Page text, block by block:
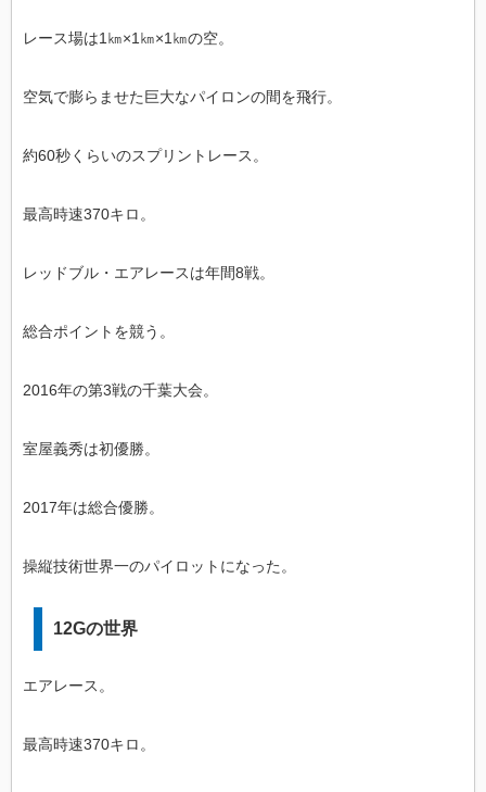
レース場は1㎞×1㎞×1㎞の空。
空気で膨らませた巨大なパイロンの間を飛行。
約60秒くらいのスプリントレース。
最高時速370キロ。
レッドブル・エアレースは年間8戦。
総合ポイントを競う。
2016年の第3戦の千葉大会。
室屋義秀は初優勝。
2017年は総合優勝。
操縦技術世界一のパイロットになった。
12Gの世界
エアレース。
最高時速370キロ。